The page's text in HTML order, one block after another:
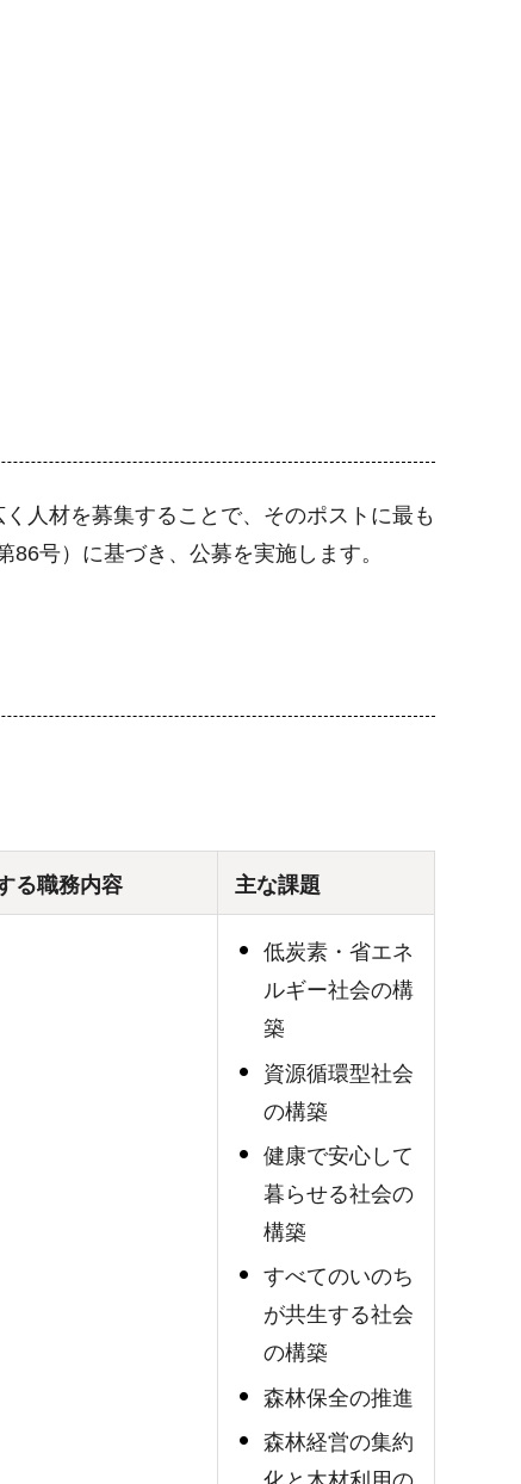
人材を募集することで、そのポストに最も
号）に基づき、公募を実施します。
る職務内容 主な課題
低炭素・省エネ
ルギー社会の構
築
資源循環型社会
の構築
健康で安心して
暮らせる社会の
構築
すべてのいのち
が共生する社会
の構築
森林保全の推進
森林経営の集約